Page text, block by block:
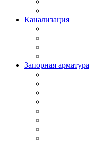
Канализация
Запорная арматура